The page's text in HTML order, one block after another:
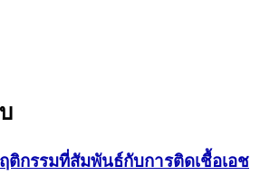
ฤติกรรมที่สัมพันธ์กับการติดเชื้อเอช